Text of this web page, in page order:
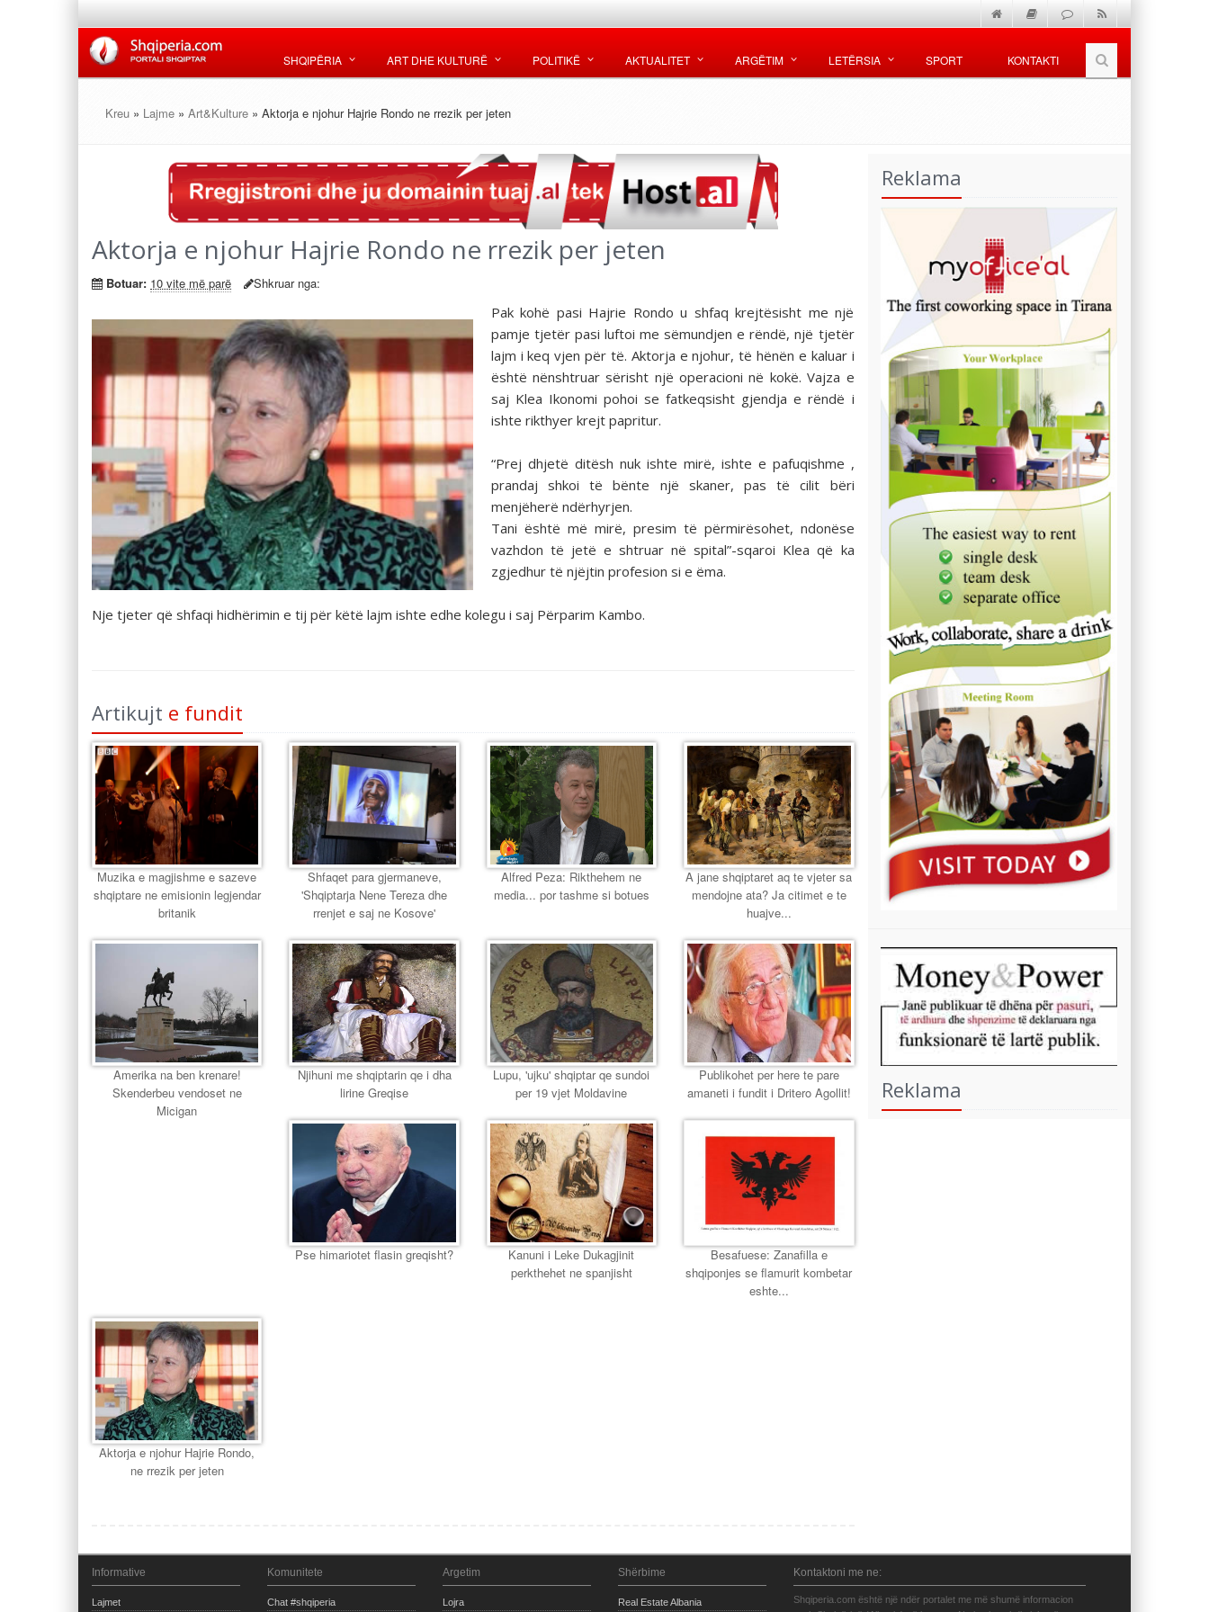
SHQIPËRIA ART DHE KULTURË POLITIKË AKTUALITET ARGËTIM LETËRSIA SPORT KONTAKTI
Kreu » Lajme » Art&Kulture » Aktorja e njohur Hajrie Rondo ne rrezik per jeten
Aktorja e njohur Hajrie Rondo ne rrezik per jeten
Botuar: 10 vite më parë Shkruar nga:
Pak kohë pasi Hajrie Rondo u shfaq krejtësisht me një
pamje tjetër pasi luftoi me sëmundjen e rëndë, një tjetër
lajm i keq vjen për të. Aktorja e njohur, të hënën e kaluar i
është nënshtruar sërisht një operacioni në kokë. Vajza e
saj Klea Ikonomi pohoi se fatkeqsisht gjendja e rëndë i
ishte rikthyer krejt papritur.
“Prej dhjetë ditësh nuk ishte mirë, ishte e pafuqishme ,
prandaj shkoi të bënte një skaner, pas të cilit bëri
menjëherë ndërhyrjen.
Tani është më mirë, presim të përmirësohet, ndonëse
vazhdon të jetë e shtruar në spital”-sqaroi Klea që ka
zgjedhur të njëjtin profesion si e ëma.
Nje tjeter që shfaqi hidhërimin e tij për këtë lajm ishte edhe kolegu i saj Përparim Kambo.
Artikujt e fundit
Muzika e magjishme e sazeve
shqiptare ne emisionin legjendar
britanik
Shfaqet para gjermaneve,
'Shqiptarja Nene Tereza dhe
rrenjet e saj ne Kosove'
Alfred Peza: Rikthehem ne
media... por tashme si botues
A jane shqiptaret aq te vjeter sa
mendojne ata? Ja citimet e te
huajve...
Amerika na ben krenare!
Skenderbeu vendoset ne
Micigan
Njihuni me shqiptarin qe i dha
lirine Greqise
Lupu, 'ujku' shqiptar qe sundoi
per 19 vjet Moldavine
Publikohet per here te pare
amaneti i fundit i Dritero Agollit!
Pse himariotet flasin greqisht?
Kanuni i Leke Dukagjinit
perkthehet ne spanjisht
Besafuese: Zanafilla e
shqiponjes se flamurit kombetar
eshte...
Aktorja e njohur Hajrie Rondo,
ne rrezik per jeten
Reklama
Reklama
Informative
Lajmet
Komunitete
Chat #shqiperia
Argetim
Lojra
Shërbime
Real Estate Albania
Kontaktoni me ne:
Shqiperia.com është një ndër portalet me më shumë informacion